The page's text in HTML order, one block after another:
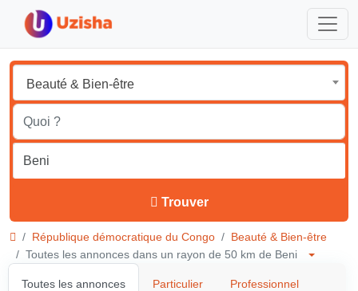
Beauté & Bien-être
Trouver
République démocratique du Congo
Beauté & Bien-être
Toutes les annonces dans un rayon de 50 km de Beni
Toutes les annonces Particulier Professionnel